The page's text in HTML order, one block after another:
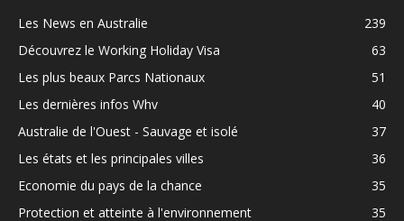
Les News en Australie
239
Découvrez le Working Holiday Visa
63
Les plus beaux Parcs Nationaux
51
Les dernières infos Whv
40
Australie de l'Ouest - Sauvage et isolé
37
Les états et les principales villes
36
Economie du pays de la chance
35
Protection et atteinte à l'environnement
35